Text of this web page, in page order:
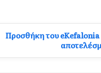
Προσθήκη του